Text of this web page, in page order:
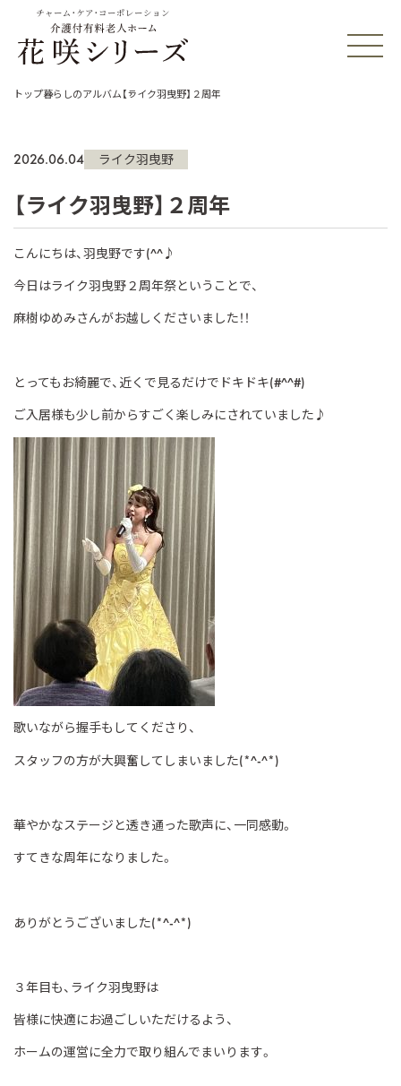
チャーム・ケア・コーポレーション
トップ暮らしのアルバム 【ライク羽曳野】２周年
2026.06.04 ライク羽曳野
【ライク羽曳野】２周年
こんにちは、羽曳野です(^^ ♪
今日はライク羽曳野２周年祭ということで、
麻樹ゆめみさんがお越しくださいました！！
とってもお綺麗で、近くで見るだけでドキドキ(#^^#)
ご入居様も少し前からすごく楽しみにされていました♪
歌いながら握手もしてくださり、
スタッフの方が大興奮してしまいました(*^-^*)
華やかなステージと透き通った歌声に、一同感動。
すてきな周年になりました。
ありがとうございました(*^-^*)
３年目も、ライク羽曳野は
皆様に快適にお過ごしいただけるよう、
ホームの運営に全力で取り組んでまいります。